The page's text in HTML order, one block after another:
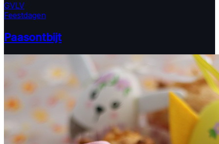
GVLV
Feestdagen
Paasontbijt